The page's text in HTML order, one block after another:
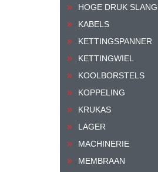
HOGE DRUK SLANG
KABELS
KETTINGSPANNER
KETTINGWIEL
KOOLBORSTELS
KOPPELING
KRUKAS
LAGER
MACHINERIE
MEMBRAAN